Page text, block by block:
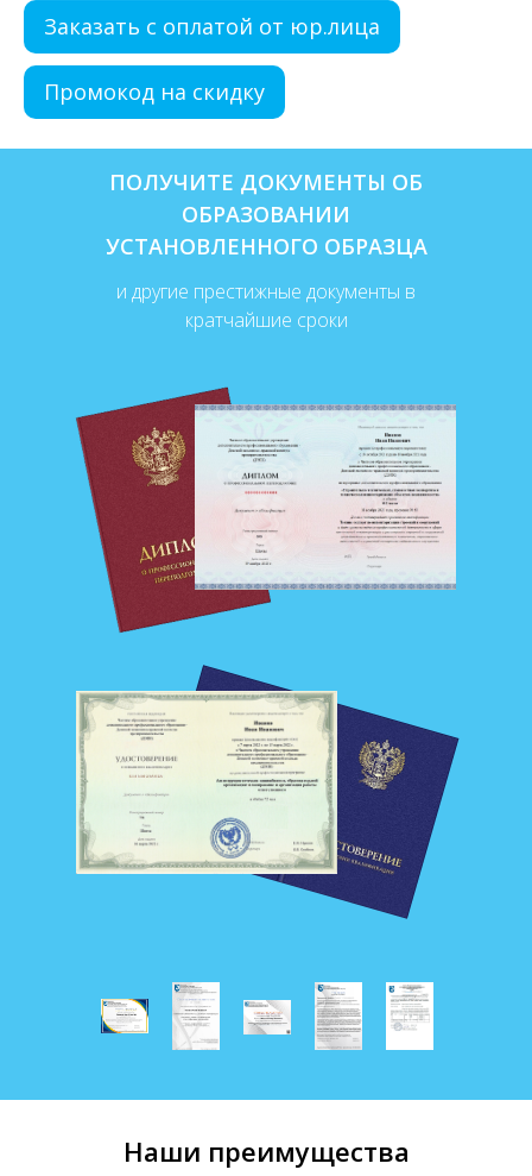
Заказать с оплатой от юр.лица
Промокод на скидку
и другие престижные документы в
кратчайшие сроки
ПОЛУЧИТЕ ДОКУМЕНТЫ ОБ
ОБРАЗОВАНИИ
УСТАНОВЛЕННОГО ОБРАЗЦА
Наши преимущества